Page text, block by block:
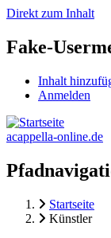
Direkt zum Inhalt
Fake-
Inhalt
Anmelden
acappella-online.de
Startseite
Künstler